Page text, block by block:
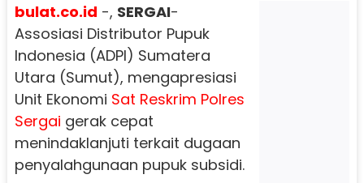
bulat.co.id -, SERGAI-
Assosiasi Distributor Pupuk
Indonesia (ADPI) Sumatera
Utara (Sumut), mengapresiasi
Unit Ekonomi Sat Reskrim Polres
Sergai gerak cepat
menindaklanjuti terkait dugaan
penyalahgunaan pupuk subsidi.